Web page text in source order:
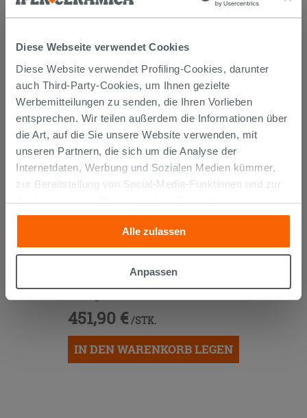
Diese Webseite verwendet Cookies
Diese Website verwendet Profiling-Cookies, darunter
auch Third-Party-Cookies, um Ihnen gezielte
Werbemitteilungen zu senden, die Ihren Vorlieben
entsprechen. Wir teilen außerdem die Informationen über
die Art, auf die Sie unsere Website verwenden, mit
unseren Partnern, die sich um die Analyse der
Internetdaten, Werbung und Sozialen Medien kümmer,
zur Bereitstellung von Social-Media-Funktionen und zur
Analyse unseres Datenverkehrs. Diese könnten sie mit
anderen Informationen, die Sie ihnen geliefert haben oder
die sie aufgrund Ihrer Verwendung ihrer Dienste
gesammelt haben, kombinieren. Falls Sie mehr wissen
möchten oder Ihre Zustimmung zu allen oder einigen
Zustimmung kann durch Klicken auf die Schaltfläche
„Cookies akzeptieren“ gegeben werden. Wenn Sie auf
nach der Installation der technischen Cookies fortsetzen.
Alle zulassen
Anpassen
GEKAUFT HABEN, KAUFTEN
AUCH...
Waschbecken Unitop QUADRO mit
451,90 € /STK.
IN DEN WARENKORB LEGEN